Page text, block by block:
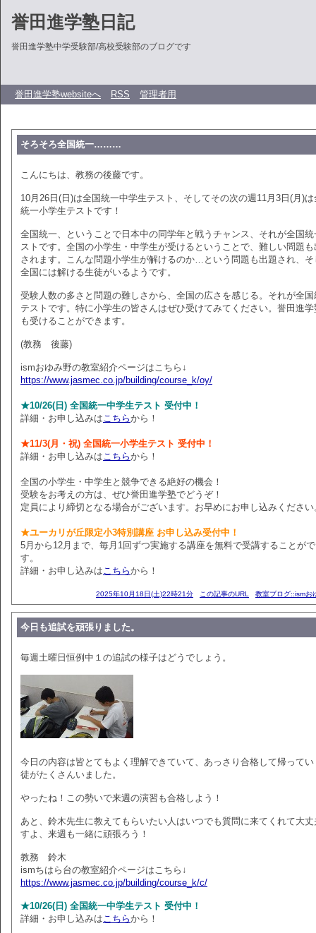
誉田進学塾日記
誉田進学塾中学受験部/高校受験部のブログです
誉田進学塾websiteへ RSS 管理者用
そろそろ全国統一………
こんにちは、教務の後藤です。
10月26日(日)は全国統一中学生テスト、そしてその次の週11月3日(月)は
統一小学生テストです！
全国統一、ということで日本中の同学年と戦うチャンス、それが全国統
ストです。全国の小学生・中学生が受けるということで、難しい問題も
されます。こんな問題小学生が解けるのか…という問題も出題され、そ
全国には解ける生徒がいるようです。
受験人数の多さと問題の難しさから、全国の広さを感じる。それが全国
テストです。特に小学生の皆さんはぜひ受けてみてください。誉田進学
も受けることができます。
(教務 後藤)
ismおゆみ野の教室紹介ページはこちら↓
https://www.jasmec.co.jp/building/course_k/oy/
★10/26(日) 全国統一中学生テスト 受付中！
詳細・お申し込みはこちらから！
★11/3(月・祝) 全国統一小学生テスト 受付中！
詳細・お申し込みはこちらから！
全国の小学生・中学生と競争できる絶好の機会！
受験をお考えの方は、ぜひ誉田進学塾でどうぞ！
定員により締切となる場合がございます。お早めにお申し込みください
★ユーカリが丘限定小3特別講座 お申し込み受付中！
5月から12月まで、毎月1回ずつ実施する講座を無料で受講することが
す。
詳細・お申し込みはこちらから！
2025年10月18日(土)22時21分 この記事のURL 教室ブログ::ismお
今日も追試を頑張りました。
毎週土曜日恒例中１の追試の様子はどうでしょう。
今日の内容は皆とてもよく理解できていて、あっさり合格して帰ってい
徒がたくさんいました。
やったね！この勢いで来週の演習も合格しよう！
あと、鈴木先生に教えてもらいたい人はいつでも質問に来てくれて大丈
すよ、来週も一緒に頑張ろう！
教務 鈴木
ismちはら台の教室紹介ページはこちら↓
https://www.jasmec.co.jp/building/course_k/c/
★10/26(日) 全国統一中学生テスト 受付中！
詳細・お申し込みはこちらから！